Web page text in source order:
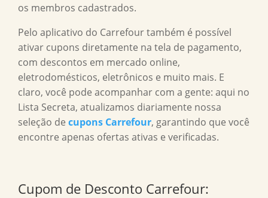
os membros cadastrados.
Pelo aplicativo do Carrefour também é possível
ativar cupons diretamente na tela de pagamento,
com descontos em mercado online,
eletrodomésticos, eletrônicos e muito mais. E
claro, você pode acompanhar com a gente: aqui no
Lista Secreta, atualizamos diariamente nossa
seleção de cupons Carrefour, garantindo que você
encontre apenas ofertas ativas e verificadas.
Cupom de Desconto Carrefour: